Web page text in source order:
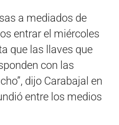
a mediados de
entrar el miércoles
que las llaves que
con las
dijo Carabajal en
entre los medios